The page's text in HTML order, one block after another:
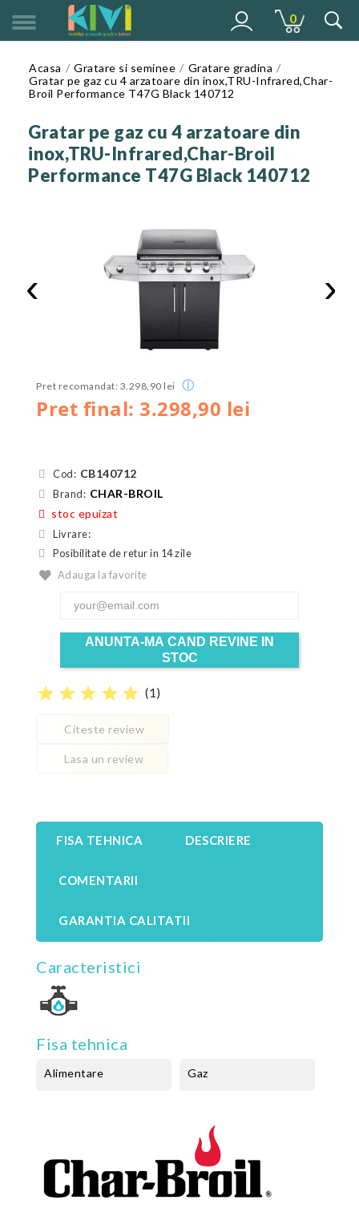
0
Acasa Gratare si seminee
Gratare gradina
Gratar pe gaz cu 4 arzatoare din inox,TRU-Infrared,Char-
Broil Performance T47G Black 140712
Gratar pe gaz cu 4 arzatoare din
inox,TRU-Infrared,Char-Broil
Performance T47G Black 140712
‹ ›
Pret final: 3.298,90 lei
Pret recomandat: 3.298,90 lei ⓘ
Cod: CB140712
Brand: CHAR-BROIL
stoc epuizat
Livrare:
Posibilitate de retur in 14 zile
Adauga la favorite
ANUNTA-MA CAND REVINE IN
STOC
star star star star star (1)
Citeste review
Lasa un review
FISA TEHNICA DESCRIERE
COMENTARII
GARANTIA CALITATII
Caracteristici
Fisa tehnica
Alimentare Gaz